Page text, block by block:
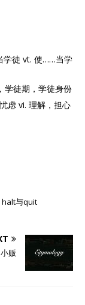
学徒 vt. 使……当学
学徒期，学徒身份
虑 vi. 理解，担心
halt与quit
贩